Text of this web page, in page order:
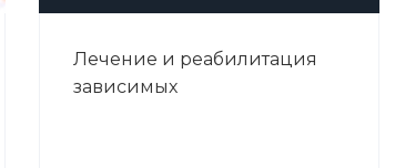
Лечение и реабилитация
зависимых